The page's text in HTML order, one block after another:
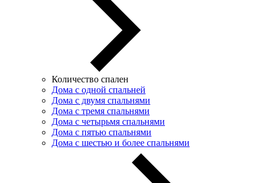
Количество спален
Дома с одной спальней
Дома с двумя спальнями
Дома с тремя спальнями
Дома с четырьмя спальнями
Дома с пятью спальнями
Дома с шестью и более спальнями